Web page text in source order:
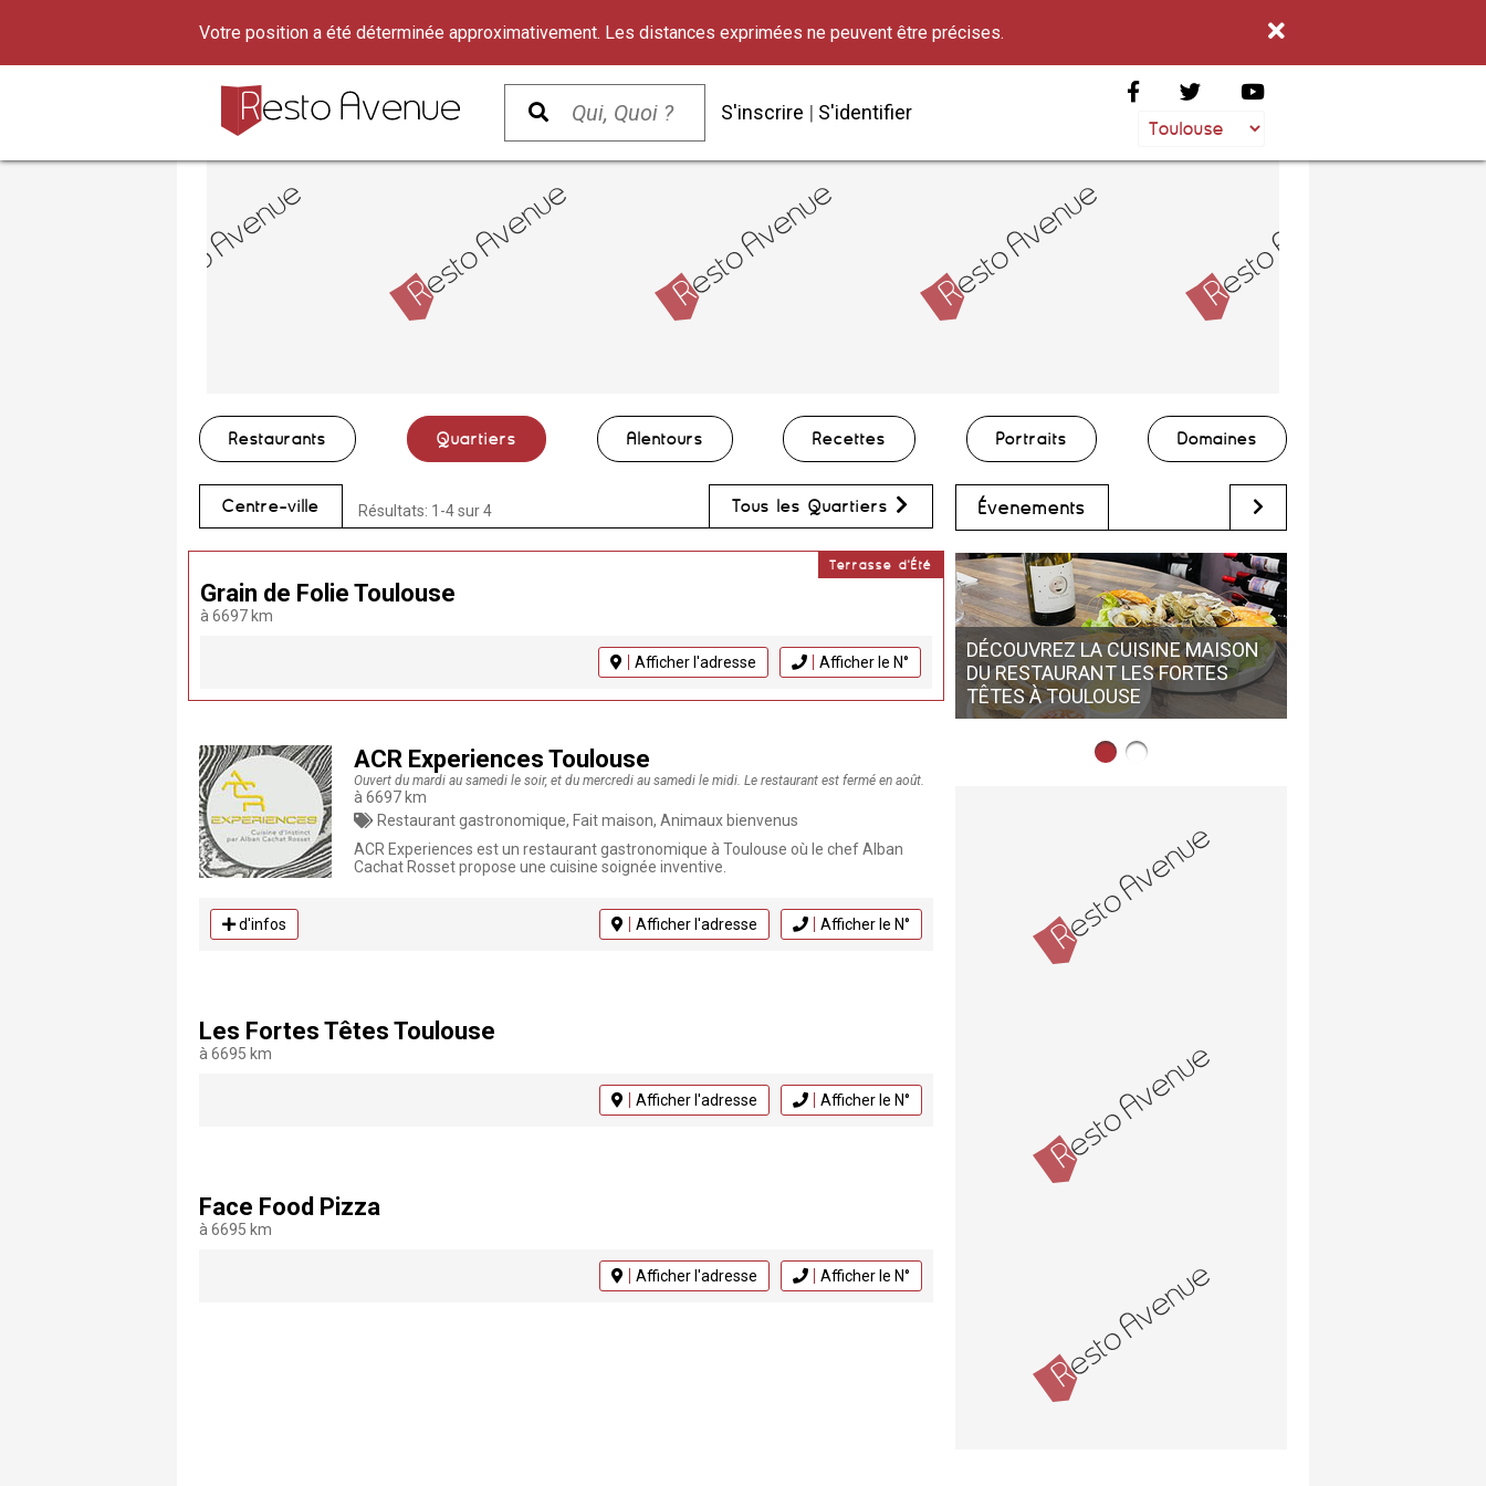
Votre position a été déterminée approximativement. Les distances exprimées ne peuvent être précises.
S'inscrire | S'identifier
Restaurants Quartiers Alentours Recettes Portraits Domaines
Centre-ville Résultats: 1-4 sur 4 Tous les Quartiers
Terrasse d'Été
Grain de Folie Toulouse
à 6697 km
Afficher l'adresse Afficher le N°
ACR Experiences Toulouse
Ouvert du mardi au samedi le soir, et du mercredi au samedi le midi. Le restaurant est fermé en août.
à 6697 km
Restaurant gastronomique, Fait maison, Animaux bienvenus
ACR Experiences est un restaurant gastronomique à Toulouse où le chef Alban
Cachat Rosset propose une cuisine soignée inventive.
d'infos Afficher l'adresse Afficher le N°
Les Fortes Têtes Toulouse
à 6695 km
Afficher l'adresse Afficher le N°
Face Food Pizza
à 6695 km
Afficher l'adresse Afficher le N°
Évènements
DÉCOUVREZ LA CUISINE MAISON
DU RESTAURANT LES FORTES
TÊTES À TOULOUSE